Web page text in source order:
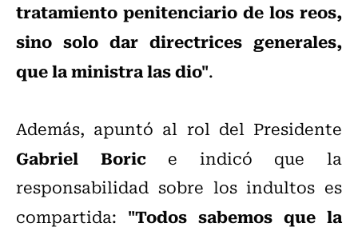
tratamiento penitenciario de los reos,
sino solo dar directrices generales,
que la ministra las dio".
Además, apuntó al rol del Presidente
Gabriel Borice indicó que la
responsabilidad sobre los indultos es
compartida: "Todos sabemos que la